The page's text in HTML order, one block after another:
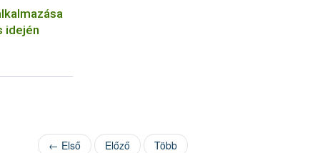
idején
← Első Előző Több